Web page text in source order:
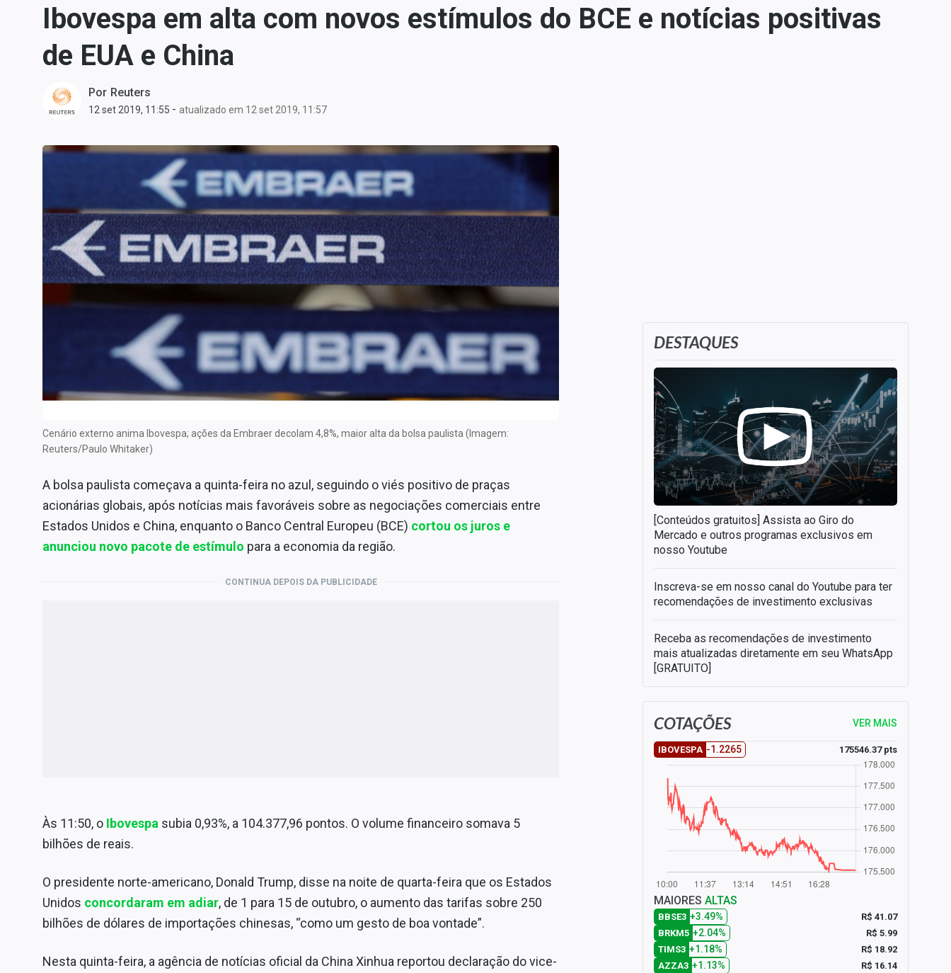
Carteiras Recomendadas
Central de Fundos
Central dos IPOs
Finanças Pessoais
Empresas
Política
Colunas
Especiais
Conteúdo de Marca
Expediente
Ibovespa em alta com novos estímulos do BCE e notícias positivas
de EUA e China
Por Reuters
12 set 2019, 11:55 - atualizado em 12 set 2019, 11:57
Cenário externo anima Ibovespa; ações da Embraer decolam 4,8%, maior alta da bolsa paulista (Imagem:
Reuters/Paulo Whitaker)
A bolsa paulista começava a quinta-feira no azul, seguindo o viés positivo de praças
acionárias globais, após notícias mais favoráveis sobre as negociações comerciais entre
Estados Unidos e China, enquanto o Banco Central Europeu (BCE) cortou os juros e
anunciou novo pacote de estímulo para a economia da região.
CONTINUA DEPOIS DA PUBLICIDADE
Às 11:50, o Ibovespa subia 0,93%, a 104.377,96 pontos. O volume financeiro somava 5
bilhões de reais.
O presidente norte-americano, Donald Trump, disse na noite de quarta-feira que os Estados
Unidos concordaram em adiar, de 1 para 15 de outubro, o aumento das tarifas sobre 250
bilhões de dólares de importações chinesas, “como um gesto de boa vontade”.
Nesta quinta-feira, a agência de notícias oficial da China Xinhua reportou declaração do vice-
DESTAQUES
[Conteúdos gratuitos] Assista ao Giro do
Mercado e outros programas exclusivos em
nosso Youtube
Inscreva-se em nosso canal do Youtube para ter
recomendações de investimento exclusivas
Receba as recomendações de investimento
mais atualizadas diretamente em seu WhatsApp
[GRATUITO]
COTAÇÕES VER MAIS
IBOVESPA -1.2265 175546.37 pts
MAIORES ALTAS
BBSE3 +3.49%
R$ 41.07
BRKM5 +2.04%
R$ 5.99
TIMS3 +1.18%
R$ 18.92
AZZA3 +1.13%
R$ 16.14